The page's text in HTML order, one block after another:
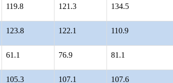
119.8 121.3 134.5
123.8 122.1 110.9
61.1 76.9 81.1
105.3 107.1 107.6